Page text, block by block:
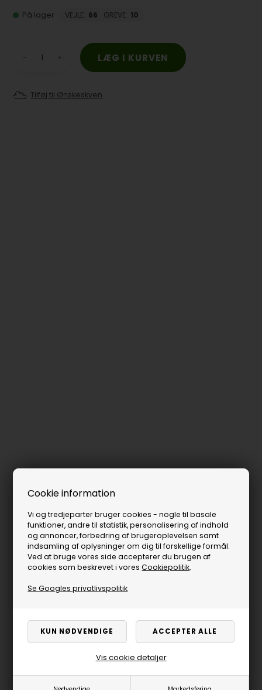
Cookie information
Vi og tredjeparter bruger cookies - nogle til basale
funktioner, andre til statistik, personalisering af indhold
og annoncer, forbedring af brugeroplevelsen samt
indsamling af oplysninger om dig til forskellige formål.
Ved at bruge vores side accepterer du brugen af
cookies som beskrevet i voresCookiepolitik.
Se Googles privatlivspolitik
Vis cookie detaljer
På lager
VEJLE: 66 GREVE: 10
- +
Tilføj til Ønskeskyen